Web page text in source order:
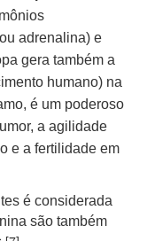
adrenalina) e
gera também a
humano) na
é um poderoso
a agilidade
e a fertilidade em
é considerada
são também